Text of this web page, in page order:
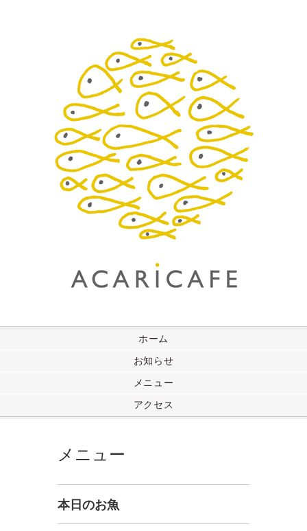
ホーム
お知らせ
メニュー
アクセス
メニュー
本日のお魚